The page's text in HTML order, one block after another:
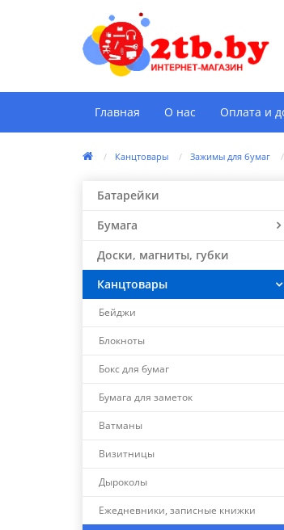
Главная О нас Оплата и
Канцтовары Зажимы для бумаг
Батарейки
Бумага
Доски, магниты, губки
Канцтовары
Бейджи
Блокноты
Бокс для бумаг
Бумага для заметок
Ватманы
Визитницы
Дыроколы
Ежедневники, записные книжки